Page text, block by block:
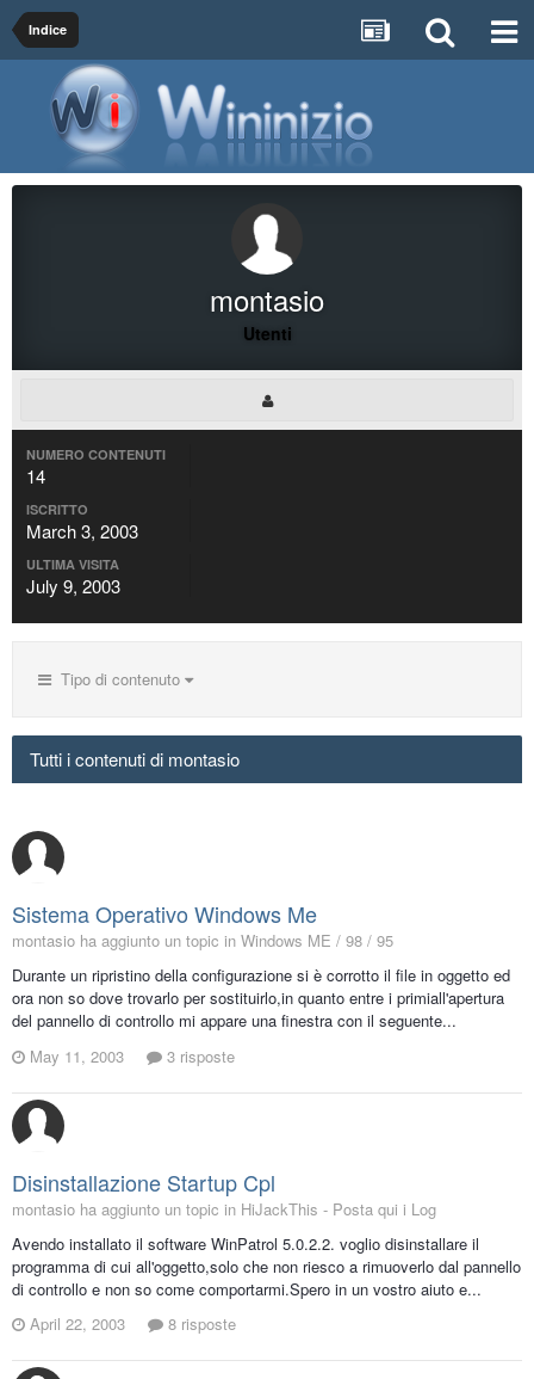
Indice
montasio
Utenti
NUMERO CONTENUTI
14
ISCRITTO
March 3, 2003
ULTIMA VISITA
July 9, 2003
Tipo di contenuto
Tutti i contenuti di montasio
Sistema Operativo Windows Me
montasio ha aggiunto un topic in Windows ME / 98 / 95
Durante un ripristino della configurazione si è corrotto il file in oggetto ed
ora non so dove trovarlo per sostituirlo,in quanto entre i primiall'apertura
del pannello di controllo mi appare una finestra con il seguente...
May 11, 2003
3 risposte
Disinstallazione Startup Cpl
montasio ha aggiunto un topic in HiJackThis - Posta qui i Log
Avendo installato il software WinPatrol 5.0.2.2. voglio disinstallare il
programma di cui all'oggetto,solo che non riesco a rimuoverlo dal pannello
di controllo e non so come comportarmi.Spero in un vostro aiuto e...
April 22, 2003
8 risposte